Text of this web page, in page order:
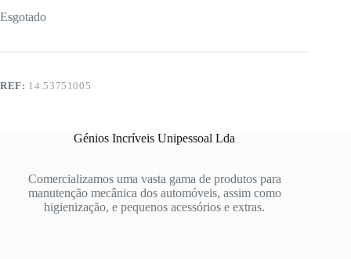
Esgotado
REF: 14.53751005
Génios Incríveis Unipessoal Lda
Comercializamos uma vasta gama de produtos para
manutenção mecânica dos automóveis, assim como
higienização, e pequenos acessórios e extras.